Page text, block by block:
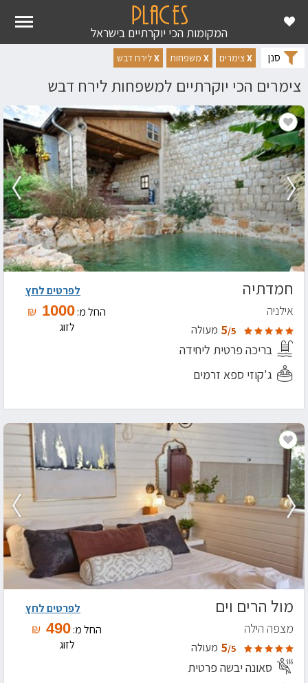
המקומות הכי יוקרתיים בישראל
ראשי צימרים צימרים לירח דבש למשפחות
צימרים הכי יוקרתיים למשפחות לירח דבש
סנן Xצימרים X משפחות Xלירח דבש
חמדתיה
אילניה
5/5 מעולה
בריכה פרטית ליחידה
ג'קוזי ספא זרמים
החל מ:1000
₪
לזוג
לפרטים לחץ
מול הרים וים
מצפה הילה
5/5 מעולה
סאונה יבשה פרטית
החל מ:490
₪
לזוג
לפרטים לחץ